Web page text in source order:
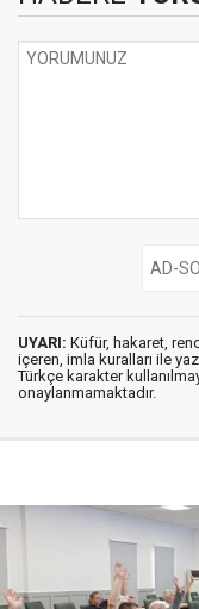
UYARI: Küfür, hakaret,
içeren, imla kuralları ile
Türkçe karakter
onaylanmamaktadır.